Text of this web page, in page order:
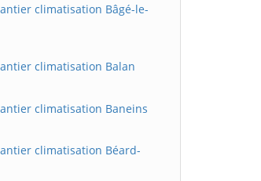
climatisation Bâgé-le-
climatisation Balan
climatisation Baneins
climatisation Béard-